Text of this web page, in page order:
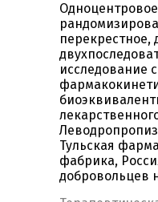
перекрестное,
исследование
Тульская
фабрика,
добровольцев